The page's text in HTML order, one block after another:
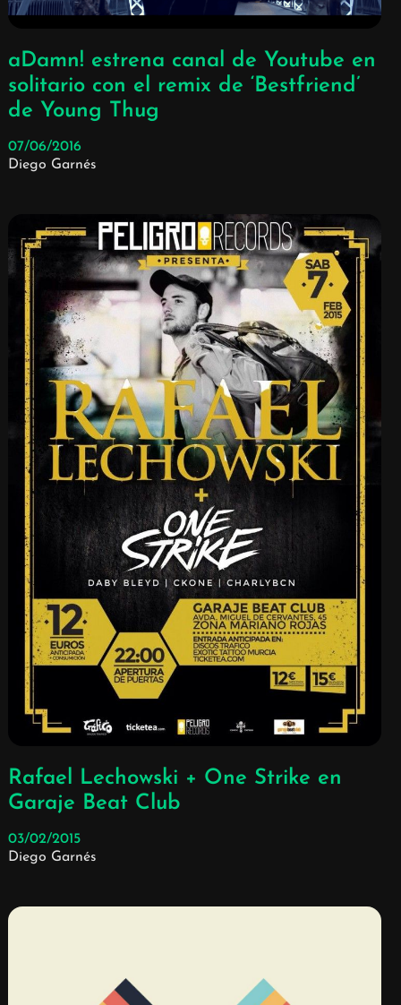
aDamn! estrena canal de Youtube en
solitario con el remix de ‘Bestfriend’
de Young Thug
07/06/2016
Diego Garnés
Rafael Lechowski + One Strike en
Garaje Beat Club
03/02/2015
Diego Garnés